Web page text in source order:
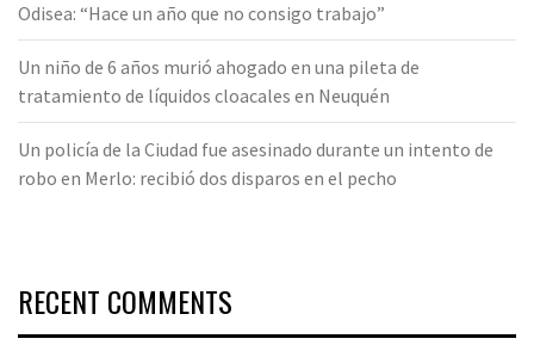
Odisea: “Hace un año que no consigo trabajo”
Un niño de 6 años murió ahogado en una pileta de
tratamiento de líquidos cloacales en Neuquén
Un policía de la Ciudad fue asesinado durante un intento de
robo en Merlo: recibió dos disparos en el pecho
RECENT COMMENTS